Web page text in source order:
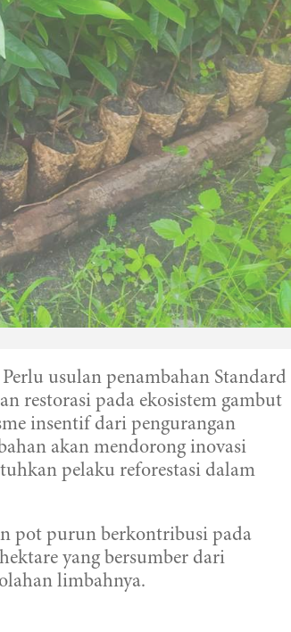
usulan penambahan Standard
restorasi pada ekosistem gambut
insentif dari pengurangan
akan mendorong inovasi
pelaku reforestasi dalam
pot purun berkontribusi pada
yang bersumber dari
limbahnya.